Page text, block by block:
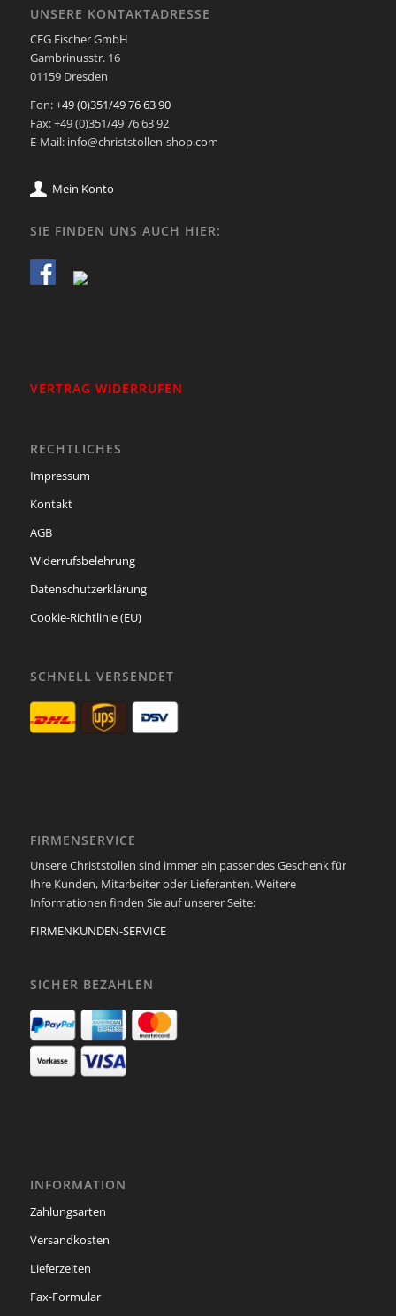
UNSERE KONTAKTADRESSE
CFG Fischer GmbH
Gambrinusstr. 16
01159 Dresden
Fon:+49 (0)351/49 76 63 90
Fax: +49 (0)351/49 76 63 92
E-Mail: info@christstollen-shop.com
Mein Konto
SIE FINDEN UNS AUCH HIER:
VERTRAG WIDERRUFEN
RECHTLICHES
Impressum
Kontakt
AGB
Widerrufsbelehrung
Datenschutzerklärung
Cookie-Richtlinie (EU)
SCHNELL VERSENDET
FIRMENSERVICE
Unsere Christstollen sind immer ein passendes Geschenk für
Ihre Kunden, Mitarbeiter oder Lieferanten. Weitere
Informationen finden Sie auf unserer Seite:
FIRMENKUNDEN-SERVICE
SICHER BEZAHLEN
INFORMATION
Zahlungsarten
Versandkosten
Lieferzeiten
Fax-Formular